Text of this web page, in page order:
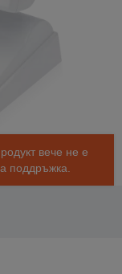
вече не е
поддръжка.